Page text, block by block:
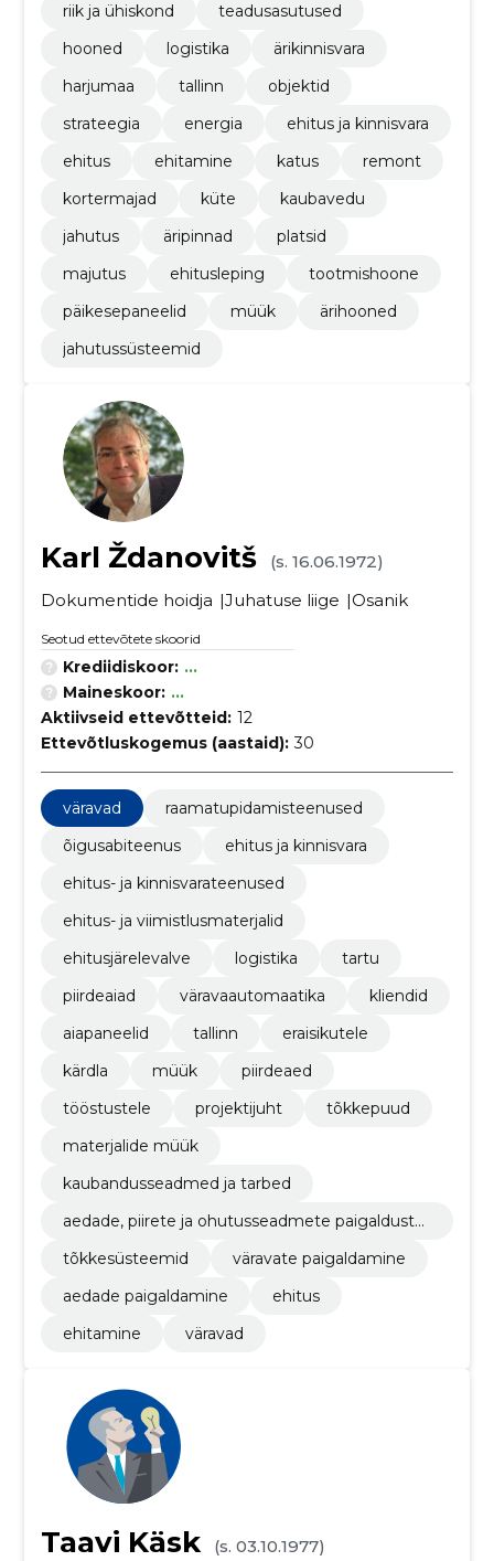
riik ja ühiskond
teadusasutused
hooned
logistika
ärikinnisvara
harjumaa
tallinn
objektid
strateegia
energia
ehitus ja kinnisvara
ehitus
ehitamine katus
remont
kortermajad
küte
kaubavedu
jahutus
äripinnad
platsid
majutus
ehitusleping
tootmishoone
päikesepaneelid
müük
ärihooned
jahutussüsteemid
Karl Ždanovitš
(s. 16.06.1972)
Dokumentide hoidja
Juhatuse liige Osanik
Seotud ettevõtete skoorid
Krediidiskoor: ...
Maineskoor: ...
Aktiivseid ettevõtteid: 12
Ettevõtluskogemus (aastaid): 30
väravad
raamatupidamisteenused
õigusabiteenus
ehitus ja kinnisvara
ehitus- ja kinnisvarateenused
ehitus- ja viimistlusmaterjalid
ehitusjärelevalve
logistika
tartu
piirdeaiad
väravaautomaatika
kliendid
aiapaneelid
tallinn
eraisikutele
kärdla
müük
piirdeaed
tööstustele
projektijuht
tõkkepuud
materjalide müük
kaubandusseadmed ja tarbed
aedade, piirete ja ohutusseadmete paigaldustö
tõkkesüsteemid
väravate paigaldamine
aedade paigaldamine
ehitus
ehitamine
väravad
Taavi Käsk
(s. 03.10.1977)